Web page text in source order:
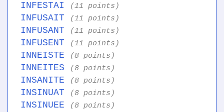
INFESTAI (11 points)
INFUSAIT (11 points)
INFUSANT (11 points)
INFUSENT (11 points)
INNEISTE (8 points)
INNEITES (8 points)
INSANITE (8 points)
INSINUAT (8 points)
INSINUEE (8 points)